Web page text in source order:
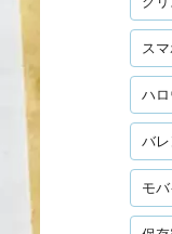
ス
ハ
バ
モ